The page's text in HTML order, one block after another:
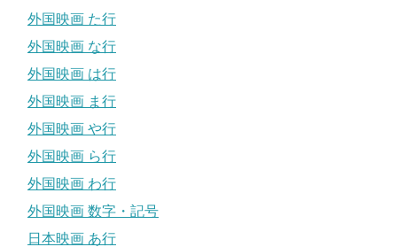
外国映画 た行
外国映画 な行
外国映画 は行
外国映画 ま行
外国映画 や行
外国映画 ら行
外国映画 わ行
外国映画 数字・記号
日本映画 あ行